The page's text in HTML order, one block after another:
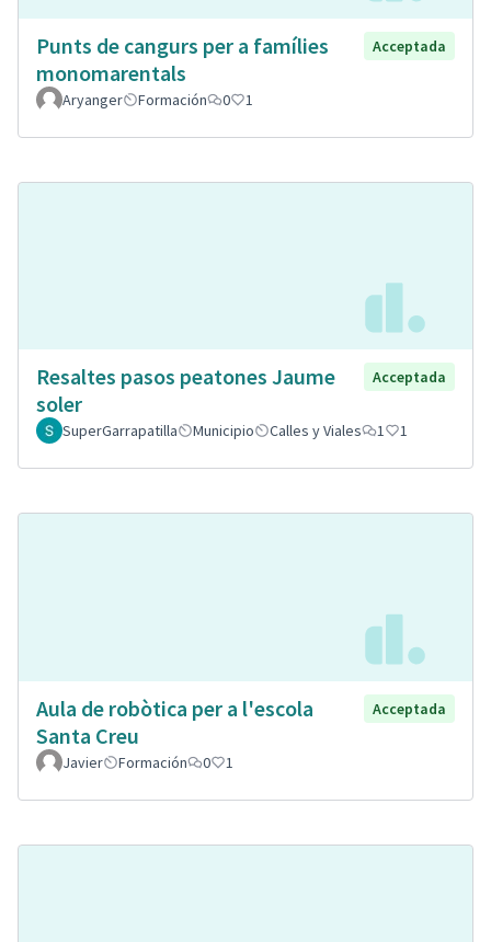
Punts de cangurs per a famílies
monomarentals
Acceptada
Aryanger Formación 0 1
Resaltes pasos peatones Jaume
soler
Acceptada
SuperGarrapatilla Municipio Calles y Viales 1 1
Aula de robòtica per a l'escola
Santa Creu
Acceptada
Javier Formación 0 1